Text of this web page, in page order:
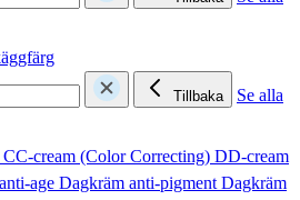
Tillbaka
Se alla
CC-cream (Color Correcting) DD-cream
age Dagkräm anti-pigmentDagkräm